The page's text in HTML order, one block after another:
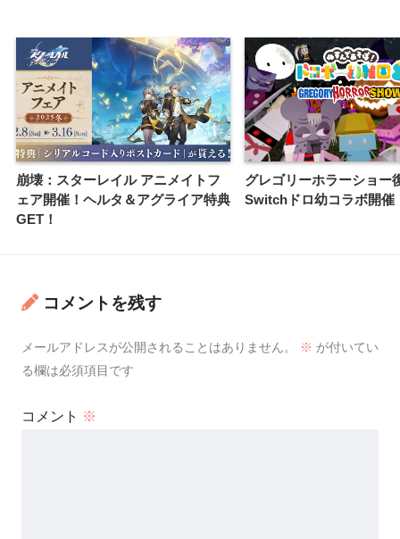
崩壊：スターレイル アニメイトフ
ェア開催！ヘルタ＆アグライア特典
GET！
グレゴリーホラーショー
Switchドロ幼コラボ開催
コメントを残す
メールアドレスが公開されることはありません。 ※ が付いてい
る欄は必須項目です
コメント ※